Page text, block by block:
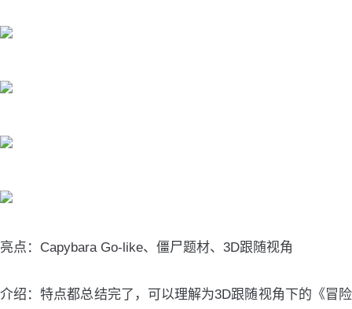
亮点：Capybara Go-like、僵尸题材、3D跟随视角
介绍：特点都总结完了，可以理解为3D跟随视角下的《冒险